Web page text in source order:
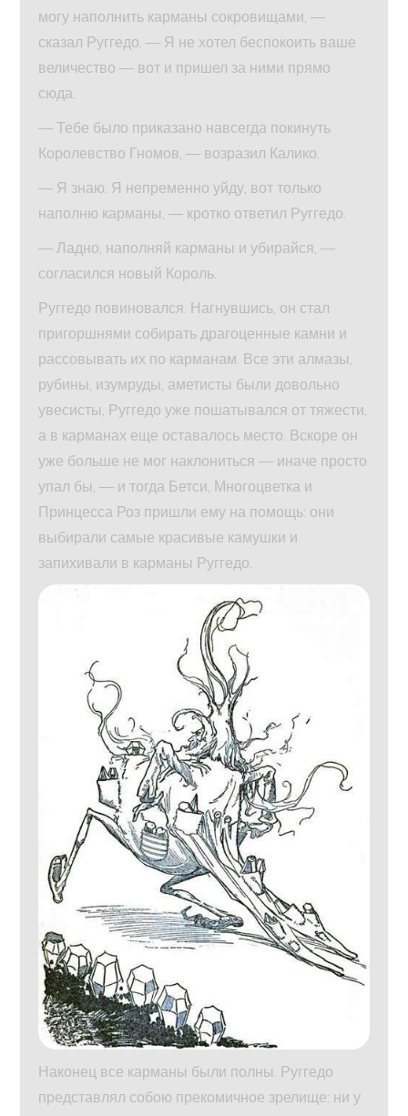
могу наполнить карманы сокровищами, —
сказал Руггедо. — Я не хотел беспокоить ваше
величество — вот и пришел за ними прямо
сюда.
— Тебе было приказано навсегда покинуть
Королевство Гномов, — возразил Калико.
— Я знаю. Я непременно уйду, вот только
наполню карманы, — кротко ответил Руггедо.
— Ладно, наполняй карманы и убирайся, —
согласился новый Король.
Руггедо повиновался. Нагнувшись, он стал
пригоршнями собирать драгоценные камни и
рассовывать их по карманам. Все эти алмазы,
рубины, изумруды, аметисты были довольно
увесисты, Руггедо уже пошатывался от тяжести,
а в карманах еще оставалось место. Вскоре он
уже больше не мог наклониться — иначе просто
упал бы, — и тогда Бетси, Многоцветка и
Принцесса Роз пришли ему на помощь: они
выбирали самые красивые камушки и
запихивали в карманы Руггедо.
Наконец все карманы были полны. Руггедо
представлял собою прекомичное зрелище: ни у